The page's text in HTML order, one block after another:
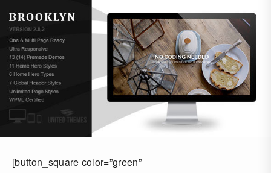
[button_square color=”green”